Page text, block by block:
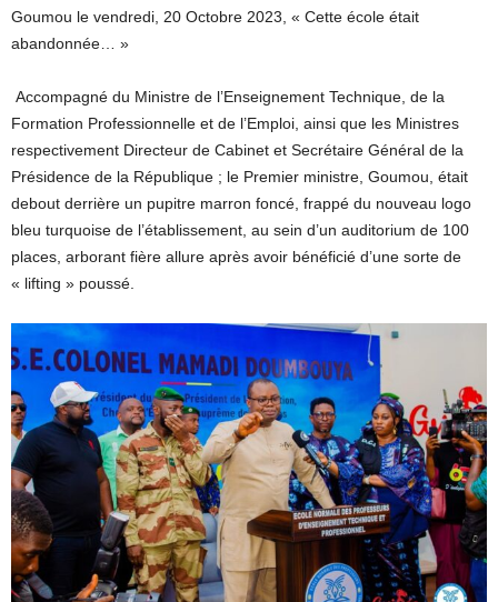
Goumou le vendredi, 20 Octobre 2023, « Cette école était
abandonnée… »
Accompagné du Ministre de l’Enseignement Technique, de la
Formation Professionnelle et de l’Emploi, ainsi que les Ministres
respectivement Directeur de Cabinet et Secrétaire Général de la
Présidence de la République ; le Premier ministre, Goumou, était
debout derrière un pupitre marron foncé, frappé du nouveau logo
bleu turquoise de l’établissement, au sein d’un auditorium de 100
places, arborant fière allure après avoir bénéficié d’une sorte de
« lifting » poussé.